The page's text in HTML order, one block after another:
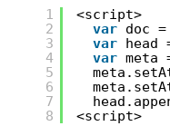
1
2
3
4
5
6
7
8
<script>
var doc =
var
head
var meta
<script>